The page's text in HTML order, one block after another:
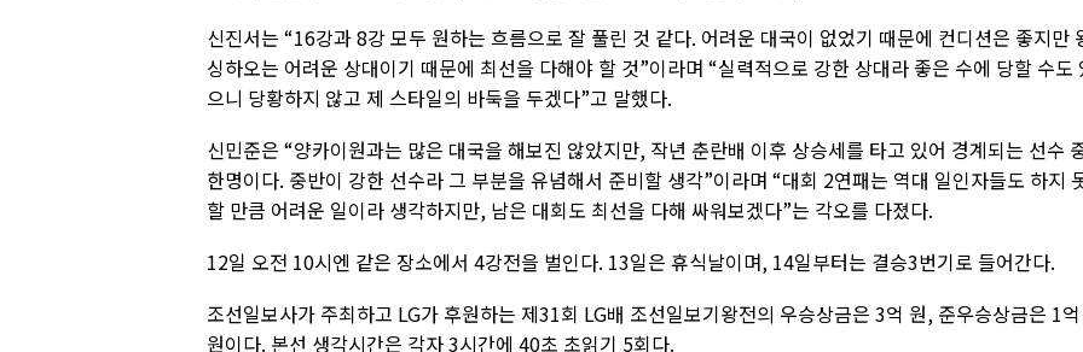
신진서는 “16강과 8강 모두 원하는 흐름으로 잘 풀린 것 같다. 어려운 대국이 없었기 때문에 컨디션은 좋지만
싱하오는 어려운 상대이기 때문에 최선을 다해야 할 것”이라며 “실력적으로 강한 상대라 좋은 수에 당할 수도
으니 당황하지 않고 제 스타일의 바둑을 두겠다”고 말했다.
신민준은 “양카이원과는 많은 대국을 해보진 않았지만, 작년 춘란배 이후 상승세를 타고 있어 경계되는 선수
한명이다. 중반이 강한 선수라 그 부분을 유념해서 준비할 생각”이라며 “대회 2연패는 역대 일인자들도 하지
할 만큼 어려운 일이라 생각하지만, 남은 대회도 최선을 다해 싸워보겠다”는 각오를 다졌다.
12일 오전 10시엔 같은 장소에서 4강전을 벌인다. 13일은 휴식날이며, 14일부터는 결승3번기로 들어간다.
조선일보사가 주최하고 LG가 후원하는 제31회 LG배 조선일보기왕전의 우승상금은 3억 원, 준우승상금은 1억
원이다. 본선 생각시간은 각자 3시간에 40초 초읽기 5회다.